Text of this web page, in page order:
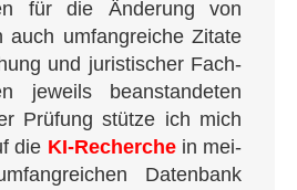
für die Ände­rung von
auch umfang­rei­che Zita­te
und juris­ti­scher Fach­
jeweils bean­stan­de­ten
Prü­fung stüt­ze ich mich
die KI-Recher­chein mei­
Daten­bank